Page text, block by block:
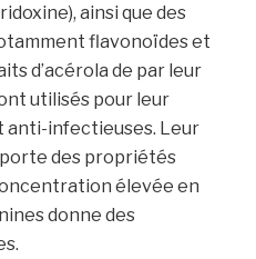
ainsi que des
flavonoïdes et
d’acérola de par leur
utilisés pour leur
infectieuses. Leur
des propriétés
élevée en
donne des
.